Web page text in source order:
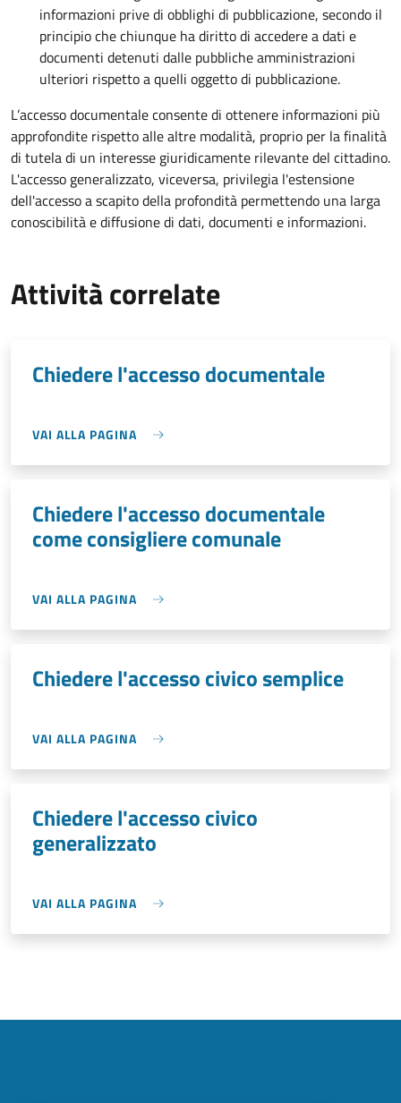
informazioni prive di obblighi di pubblicazione, secondo il
principio che chiunque ha diritto di accedere a dati e
documenti detenuti dalle pubbliche amministrazioni
ulteriori rispetto a quelli oggetto di pubblicazione.
L’accesso documentale consente di ottenere informazioni più
approfondite rispetto alle altre modalità, proprio per la finalità
di tutela di un interesse giuridicamente rilevante del cittadino.
L'accesso generalizzato, viceversa, privilegia l'estensione
dell'accesso a scapito della profondità permettendo una larga
conoscibilità e diffusione di dati, documenti e informazioni.
Attività correlate
Chiedere l'accesso documentale
VAI ALLA PAGINA
Chiedere l'accesso documentale
come consigliere comunale
VAI ALLA PAGINA
Chiedere l'accesso civico semplice
VAI ALLA PAGINA
Chiedere l'accesso civico
generalizzato
VAI ALLA PAGINA